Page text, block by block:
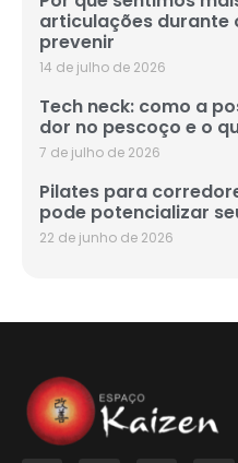
articulações durante
prevenir
14 de julho de 2026
Tech neck: como a
dor no pescoço e o
7 de julho de 2026
Pilates para
pode potencializar
22 de junho de 2026